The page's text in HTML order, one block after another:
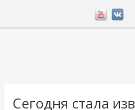
Сегодня стала
записям